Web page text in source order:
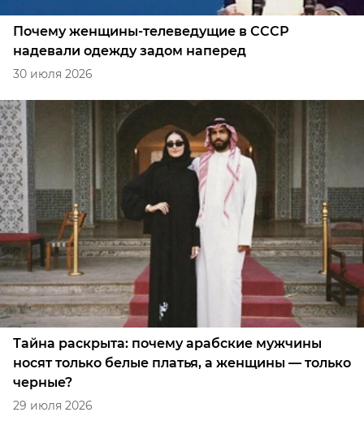
Почему женщины-телеведущие в СССР
надевали одежду задом наперед
30 июля 2026
Тайна раскрыта: почему арабские мужчины
носят только белые платья, а женщины — только
черные?
29 июля 2026